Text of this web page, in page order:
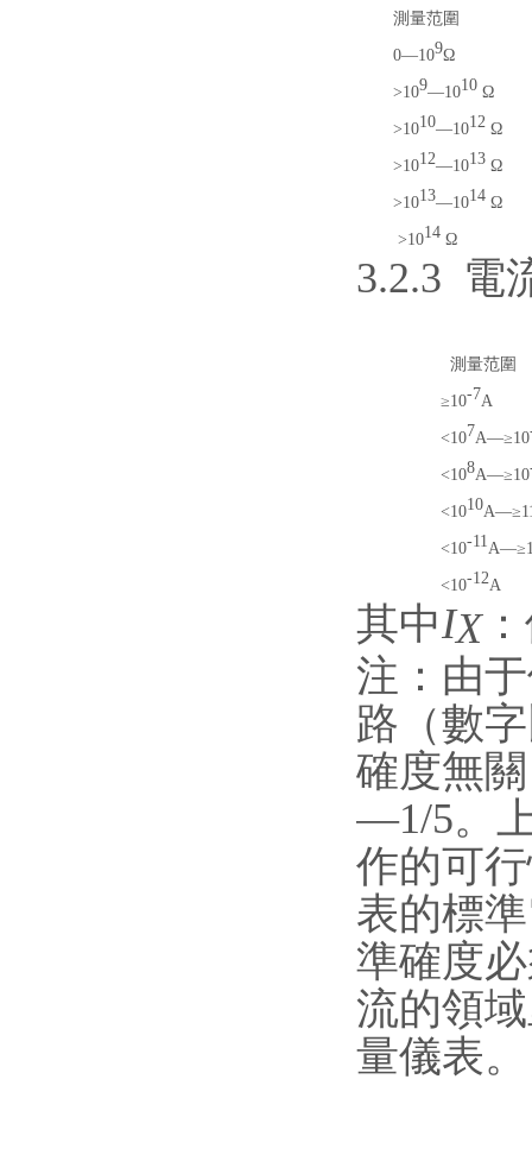
測量范圍
0—109Ω
>109—1010Ω
>1010—1012Ω
>1012—1013Ω
>1013—1014Ω
>1014Ω
3.2.3 電
測量范圍
≥10-7A
<107A—≥10
<108A—≥10
<1010A—
<10-11A—
<10-12A
其中IX
注：由
路（數
確度無
—1/5。
作的可
表的標
準確度
流的領
量